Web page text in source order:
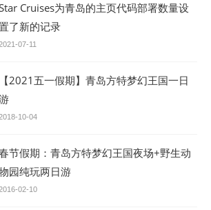
Cruises为青岛的主页代码部署数量设
了新的记录
07-11
【2021五一假期】青岛方特梦幻王国一日
10-04
节假期：青岛方特梦幻王国夜场+野生动
园纯玩两日游
02-10